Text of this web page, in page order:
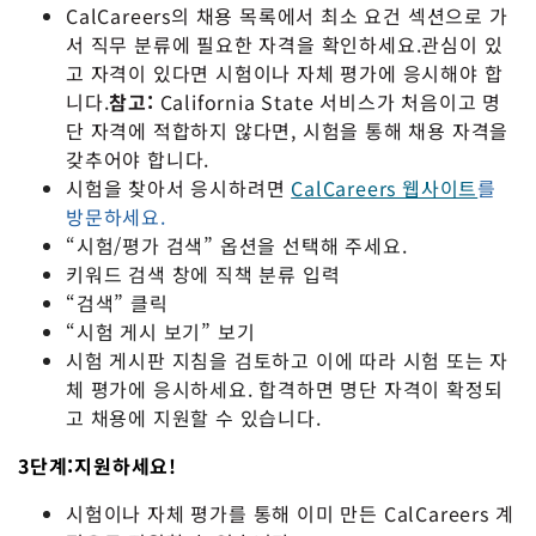
CalCareers의 채용 목록에서 최소 요건 섹션으로 가
서 직무 분류에 필요한 자격을 확인하세요.관심이 있
고 자격이 있다면 시험이나 자체 평가에 응시해야 합
니다.참고: California State 서비스가 처음이고 명
단 자격에 적합하지 않다면, 시험을 통해 채용 자격을
갖추어야 합니다.
시험을 찾아서 응시하려면 CalCareers 웹사이트를
방문하세요.
“시험/평가 검색” 옵션을 선택해 주세요.
키워드 검색 창에 직책 분류 입력
“검색” 클릭
“시험 게시 보기” 보기
시험 게시판 지침을 검토하고 이에 따라 시험 또는 자
체 평가에 응시하세요. 합격하면 명단 자격이 확정되
고 채용에 지원할 수 있습니다.
3단계:지원하세요!
시험이나 자체 평가를 통해 이미 만든 CalCareers 계